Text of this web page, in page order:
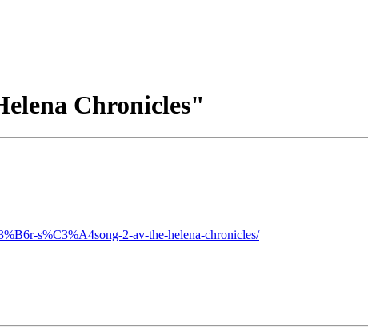
Chronicles"
s%C3%A4song-2-av-the-helena-chronicles/